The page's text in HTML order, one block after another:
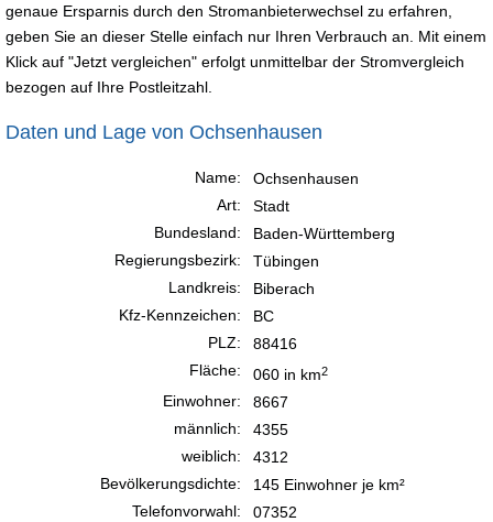
genaue Ersparnis durch den Stromanbieterwechsel zu erfahren,
geben Sie an dieser Stelle einfach nur Ihren Verbrauch an. Mit einem
Klick auf "Jetzt vergleichen" erfolgt unmittelbar der Stromvergleich
bezogen auf Ihre Postleitzahl.
Daten und Lage von Ochsenhausen
Name:
Ochsenhausen
Art:
Stadt
Bundesland:
Baden-Württemberg
Regierungsbezirk:
Tübingen
Landkreis:
Biberach
Kfz-Kennzeichen:
BC
PLZ:
88416
Fläche:
060 in km2
Einwohner:
8667
männlich:
4355
weiblich:
4312
Bevölkerungsdichte:
145 Einwohner je km²
Telefonvorwahl:
07352